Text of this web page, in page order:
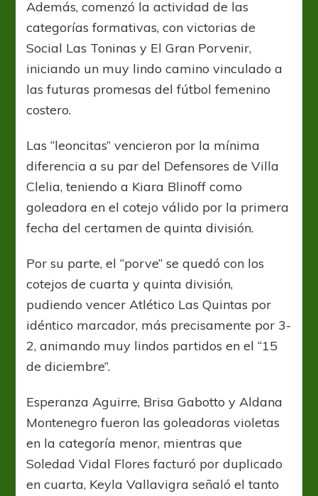
Además, comenzó la actividad de las
categorías formativas, con victorias de
Social Las Toninas y El Gran Porvenir,
iniciando un muy lindo camino vinculado a
las futuras promesas del fútbol femenino
costero.
Las “leoncitas” vencieron por la mínima
diferencia a su par del Defensores de Villa
Clelia, teniendo a Kiara Blinoff como
goleadora en el cotejo válido por la primera
fecha del certamen de quinta división.
Por su parte, el “porve” se quedó con los
cotejos de cuarta y quinta división,
pudiendo vencer Atlético Las Quintas por
idéntico marcador, más precisamente por 3-
2, animando muy lindos partidos en el “15
de diciembre”.
Esperanza Aguirre, Brisa Gabotto y Aldana
Montenegro fueron las goleadoras violetas
en la categoría menor, mientras que
Soledad Vidal Flores facturó por duplicado
en cuarta, Keyla Vallavigra señaló el tanto